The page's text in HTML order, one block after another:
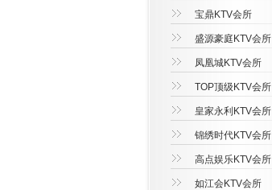
宝鼎KTV会所
盛源豪庭KTV会所
凤凰城KTV会所
TOP顶级KTV会所
皇家永利KTV会所
锦绣时代KTV会所
高点娱乐KTV会所
如江会KTV会所